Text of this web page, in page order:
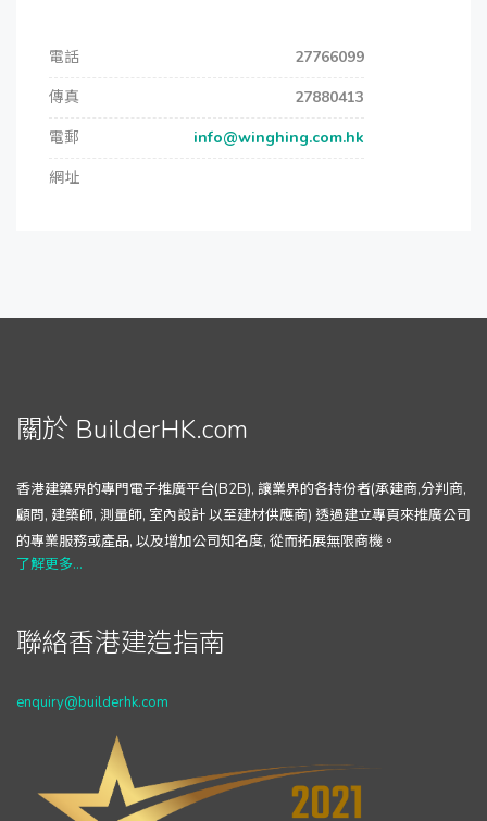
電話
27766099
傳真
27880413
電郵
info@winghing.com.hk
網址
關於 BuilderHK.com
香港建築界的專門電子推廣平台(B2B), 讓業界的各持份者(承建商,分判商,
顧問, 建築師, 測量師, 室內設計 以至建材供應商) 透過建立專頁來推廣公司
的專業服務或產品, 以及增加公司知名度, 從而拓展無限商機。
了解更多...
聯絡香港建造指南
enquiry@builderhk.com